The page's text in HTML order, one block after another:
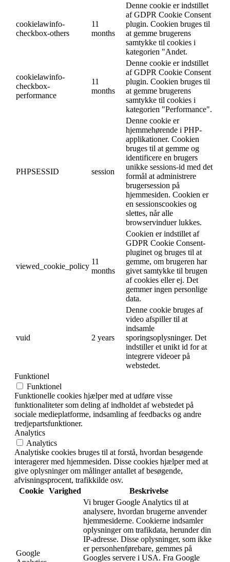
cookielawinfo-
checkbox-others
11
months
Denne cookie er indstillet
af GDPR Cookie Consent
plugin. Cookien bruges til
at gemme brugerens
samtykke til cookies i
kategorien "Andet.
cookielawinfo-
checkbox-
performance
11
months
Denne cookie er indstillet
af GDPR Cookie Consent
plugin. Cookien bruges til
at gemme brugerens
samtykke til cookies i
kategorien "Performance".
PHPSESSID session
Denne cookie er
hjemmehørende i PHP-
applikationer. Cookien
bruges til at gemme og
identificere en brugers
unikke sessions-id med det
formål at administrere
brugersession på
hjemmesiden. Cookien er
en sessionscookies og
slettes, når alle
browservinduer lukkes.
viewed_cookie_policy
11
months
Cookien er indstillet af
GDPR Cookie Consent-
pluginet og bruges til at
gemme, om brugeren har
givet samtykke til brugen
af cookies eller ej. Det
gemmer ingen personlige
data.
vuid 2 years
Denne cookie bruges af
video afspiller til at
indsamle
sporingsoplysninger. Det
indstiller et unikt id for at
integrere videoer på
webstedet.
Funktionel
Funktionel
Funktionelle cookies hjælper med at udføre visse
funktionaliteter som deling af indholdet af webstedet på
sociale medieplatforme, indsamling af feedbacks og andre
tredjepartsfunktioner.
Analytics
Analytics
Analytiske cookies bruges til at forstå, hvordan besøgende
interagerer med hjemmesiden. Disse cookies hjælper med at
give oplysninger om målinger antallet af besøgende,
afvisningsprocent, trafikkilde osv.
Cookie Varighed Beskrivelse
Google
Vi bruger Google Analytics til at
analysere, hvordan brugerne anvender
hjemmesiderne. Cookierne indsamler
oplysninger om trafikdata, herunder din
IP-adresse. Disse oplysninger, som ikke
er personhenførebare, gemmes på
Googles servere i USA. Fra Google